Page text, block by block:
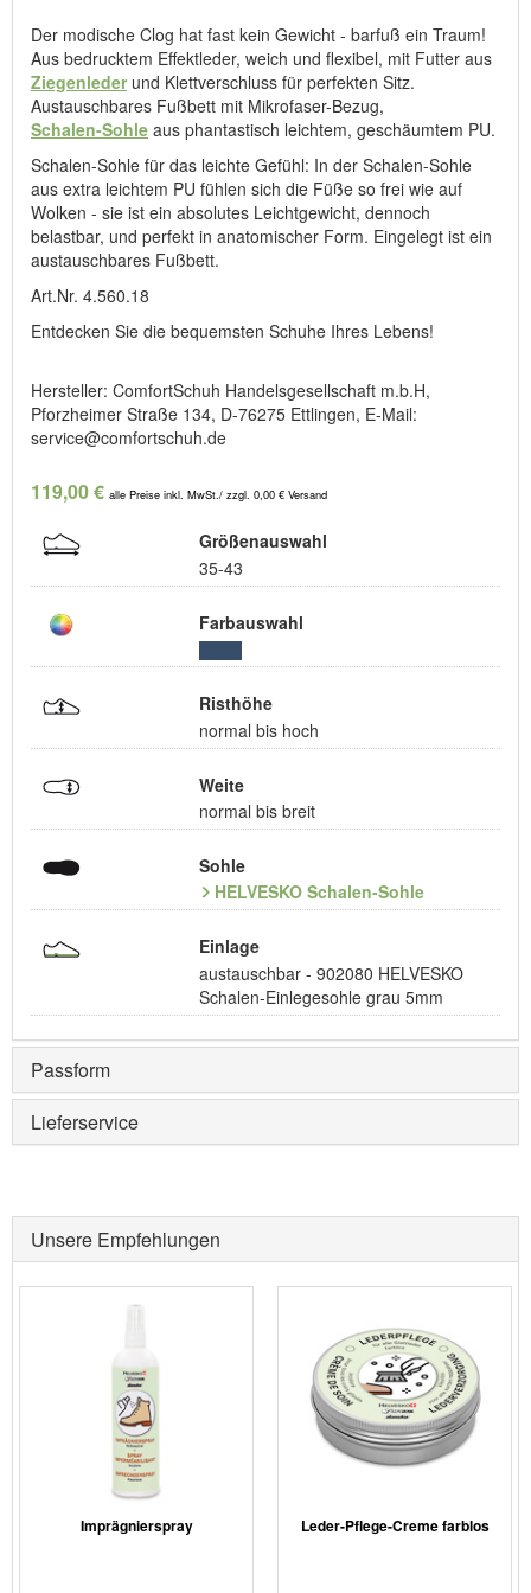
Der modische Clog hat fast kein Gewicht - barfuß ein Traum!
Aus bedrucktem Effektleder, weich und flexibel, mit Futter aus
Ziegenlederund Klettverschluss für perfekten Sitz.
Austauschbares Fußbett mit Mikrofaser-Bezug,
Schalen-Sohle aus phantastisch leichtem, geschäumtem PU.
Schalen-Sohle für das leichte Gefühl: In der Schalen-Sohle
aus extra leichtem PU fühlen sich die Füße so frei wie auf
Wolken - sie ist ein absolutes Leichtgewicht, dennoch
belastbar, und perfekt in anatomischer Form. Eingelegt ist ein
austauschbares Fußbett.
Art.Nr. 4.560.18
Entdecken Sie die bequemsten Schuhe Ihres Lebens!
Hersteller: ComfortSchuh Handelsgesellschaft m.b.H,
Pforzheimer Straße 134, D-76275 Ettlingen, E-Mail:
service@comfortschuh.de
119,00 € alle Preise inkl. MwSt./ zzgl. 0,00 € Versand
Größenauswahl
35-43
Farbauswahl
Risthöhe
normal bis hoch
Weite
normal bis breit
Sohle
HELVESKO Schalen-Sohle
Einlage
austauschbar - 902080 HELVESKO
Schalen-Einlegesohle grau 5mm
Passform
Lieferservice
Unsere Empfehlungen
Imprägnierspray Leder-Pflege-Creme farblos